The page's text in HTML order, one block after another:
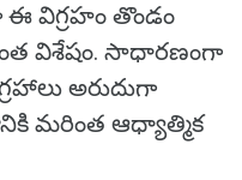
విగ్రహం తొండం
విశేషం. సాధారణంగా
అరుదుగా
మరింత ఆధ్యాత్మిక